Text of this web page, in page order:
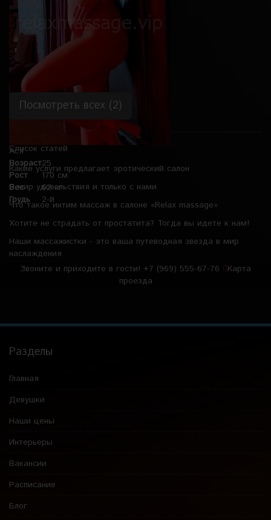
Ася
Возраст25
Рост
170 см
Вес
62 кг
Грудь
2-й
Посмотреть всех (2)
Список статей
Какие услуги предлагает эротический салон
В мир удовольствия и только с нами
Что такое интим массаж в салоне «Relax massage»
Хотите не страдать от простатита? Тогда вы идете к нам!
Наши массажистки - это ваша путеводная звезда в мир
наслаждения
Звоните и приходите в гости! +7 (969) 555-67-76
Карта
проезда
Разделы
Главная
Девушки
Наши цены
Интерьеры
Вакансии
Расписание
Блог